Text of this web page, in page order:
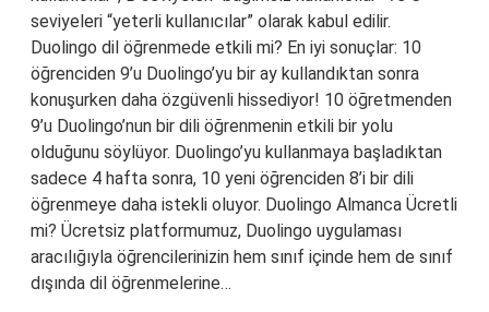
seviyeleri “yeterli kullanıcılar” olarak kabul edilir.
Duolingo dil öğrenmede etkili mi? En iyi sonuçlar: 10
öğrenciden 9’u Duolingo’yu bir ay kullandıktan sonra
konuşurken daha özgüvenli hissediyor! 10 öğretmenden
9’u Duolingo’nun bir dili öğrenmenin etkili bir yolu
olduğunu söylüyor. Duolingo’yu kullanmaya başladıktan
sadece 4 hafta sonra, 10 yeni öğrenciden 8’i bir dili
öğrenmeye daha istekli oluyor. Duolingo Almanca Ücretli
mi? Ücretsiz platformumuz, Duolingo uygulaması
aracılığıyla öğrencilerinizin hem sınıf içinde hem de sınıf
dışında dil öğrenmelerine…